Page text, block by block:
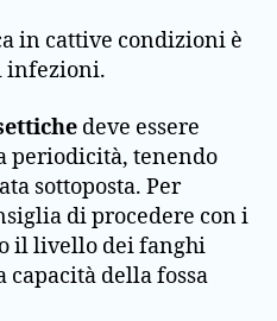
in cattive condizioni è
infezioni.
deve essere
periodicità, tenendo
sottoposta. Per
di procedere con i
il livello dei fanghi
capacità della fossa